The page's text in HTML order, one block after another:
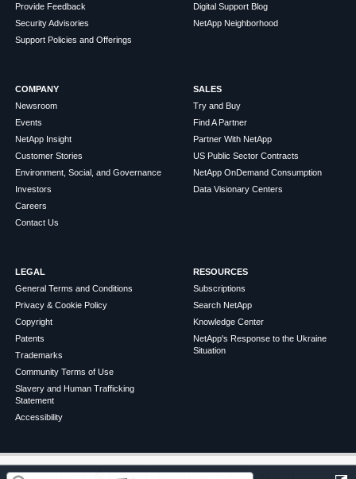
Provide Feedback
Security Advisories
Support Policies and Offerings
Digital Support Blog
NetApp Neighborhood
COMPANY
Newsroom
Events
NetApp Insight
Customer Stories
Environment, Social, and Governance
Investors
Careers
Contact Us
SALES
Try and Buy
Find A Partner
Partner With NetApp
US Public Sector Contracts
NetApp OnDemand Consumption
Data Visionary Centers
LEGAL
General Terms and Conditions
Privacy & Cookie Policy
Copyright
Patents
Trademarks
Community Terms of Use
Slavery and Human Trafficking
Statement
Accessibility
RESOURCES
Subscriptions
Search NetApp
Knowledge Center
NetApp's Response to the Ukraine
Situation